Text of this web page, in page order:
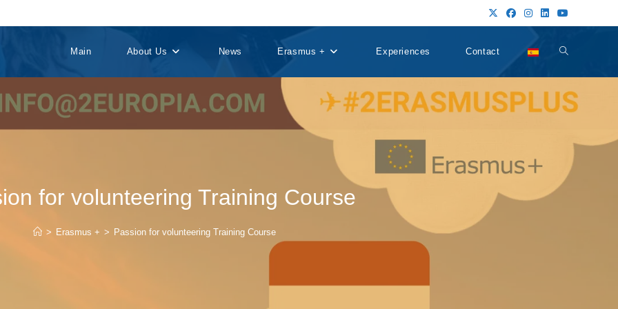
Main About Us News Erasmus + Experiences Contact Alternar
búsqueda
for volunteering Training Course
> Erasmus + > Passion for volunteering Training Course